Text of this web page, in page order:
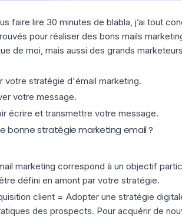
faire lire 30 minutes de blabla, j’ai tout
pour réaliser des bons mails
de moi, mais aussi des grands
votre stratégie d'émail marketing.
votre message.
écrire et transmettre votre message.
bonne stratégie marketing email ?
marketing correspond à un objectif
défini en amont par votre stratégie.
client = Adopter une stratégie
des prospects. Pour acquérir de